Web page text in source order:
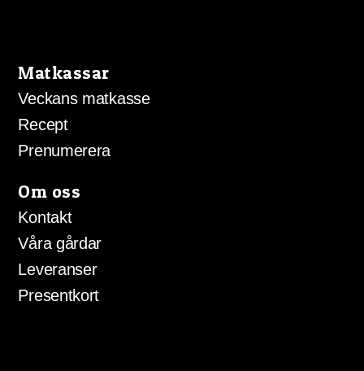
Matkassar
Veckans matkasse
Recept
Prenumerera
Om oss
Kontakt
Våra gårdar
Leveranser
Presentkort